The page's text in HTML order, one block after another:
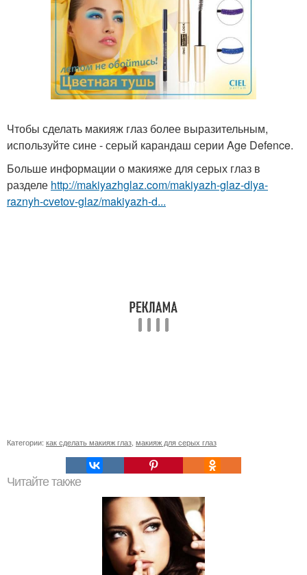
Чтобы сделать макияж глаз более выразительным,
используйте сине - серый карандаш серии Age Defence.
Больше информации о макияже для серых глаз в
разделе http://makiyazhglaz.com/makiyazh-glaz-dlya-
raznyh-cvetov-glaz/makiyazh-d...
Категории: как сделать макияж глаз, макияж для серых глаз
Читайте также